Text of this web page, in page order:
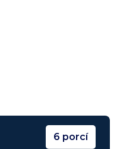
6 porcí